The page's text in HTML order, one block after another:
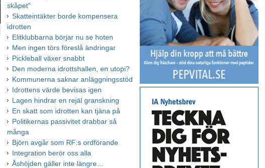
skåpet"
Skatteintäkter borde kompensera
idrotten
Elitklubbarna börjar nu se hoten
Men ingen törs föreslå ändringar
Pickleball växer snabbt
Den moderna idrottshallen, en utopi?
Kommunerna saknar anläggningsstöd
Idrottens värde bevisas igen
Lagen hindrar en rejäl granskning
En skatt som idrotten kan tjäna på
Politikernas passivitet drabbar så
många
Björn avgår som RF:s ordförande
Integration berör oss alla
Åshöjden gäller inte längre…